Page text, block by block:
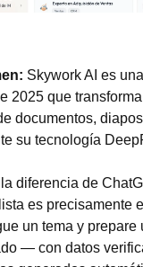
Skywork AI es
2025 que
documentos,
su tecnología
diferencia de
es precisamente
un tema y
— con datos